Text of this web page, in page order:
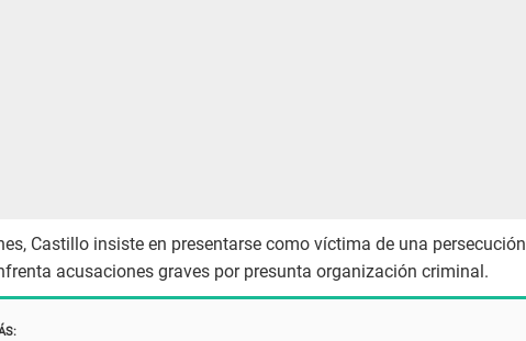
Castillo insiste en presentarse como víctima de una persecución
acusaciones graves por presunta organización criminal.